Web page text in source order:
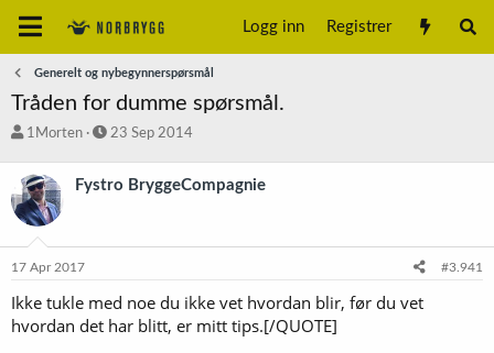
Logg inn Registrer
Generelt og nybegynnerspørsmål
Tråden for dumme spørsmål.
T
å
d
s
a
r
e
r
1Morten
S
r
a
23 Sep 2014
Fystro BryggeCompagnie
17 Apr 2017 #3.941
Ikke tukle med noe du ikke vet hvordan blir, før du vet
hvordan det har blitt, er mitt tips.[/QUOTE]